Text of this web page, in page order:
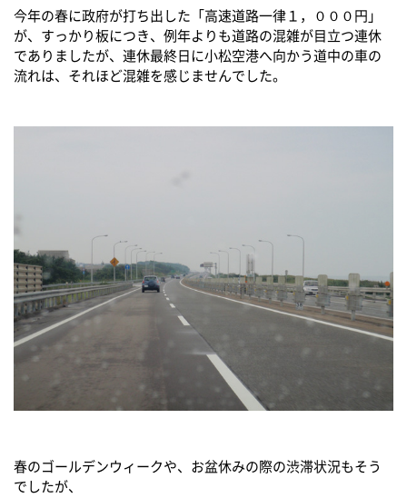
今年の春に政府が打ち出した「高速道路一律１，０００円」
が、すっかり板につき、例年よりも道路の混雑が目立つ連休
でありましたが、連休最終日に小松空港へ向かう道中の車の
流れは、それほど混雑を感じませんでした。
春のゴールデンウィークや、お盆休みの際の渋滞状況もそう
でしたが、